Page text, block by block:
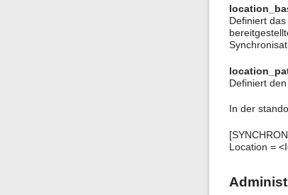
Definiert
Definiert
In der
Location =